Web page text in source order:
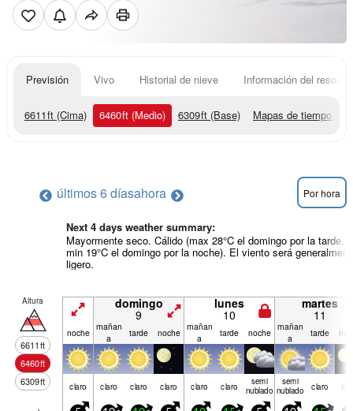
Previsión Vivo Historial de nieve Información del resort
6611ft (Cima) 6460ft (Medio) 6309ft (Base) Mapas de tiempo
últimos 6 díasahora Por hora
Next 4 days weather summary:
Mayormente seco. Cálido (max 28°C el domingo por la tarde,
min 19°C el domingo por la noche). El viento será
ligero.
Altura
6611ft
6460ft
6309ft
domingo
9
lunes
10
martes
11
noche mañan
a
tarde noche mañan
a
tarde noche mañan
a
tarde
claro claro claro claro claro claro semi
nublado
semi
nublado claro